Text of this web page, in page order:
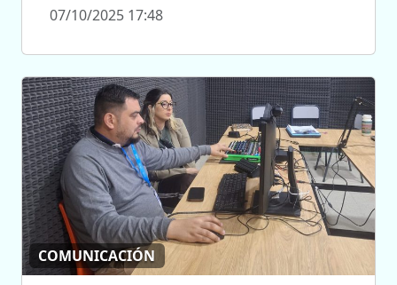
07/10/2025 17:48
COMUNICACIÓN